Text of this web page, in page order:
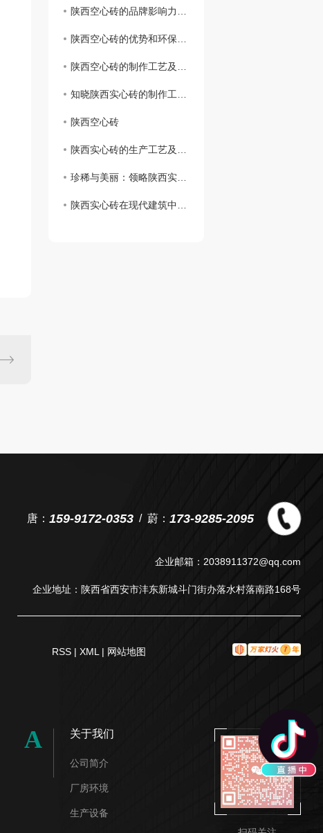
陕西空心砖的品牌影响力及市场前景展望
陕西空心砖的优势和环保特性解析
陕西空心砖的制作工艺及特点
知晓陕西实心砖的制作工艺与保护方法
陕西空心砖
陕西实心砖的生产工艺及特点解析
珍稀与美丽：领略陕西实心砖的独特魅力
陕西实心砖在现代建筑中的再次崛起
唐： 159-9172-0353 蔚： 173-9285-2095
企业邮箱：2038911372@qq.com
企业地址：陕西省西安市沣东新城斗门街办落水村落南路168号
RSS | XML | 网站地图
关于我们
A
公司简介
厂房环境
生产设备